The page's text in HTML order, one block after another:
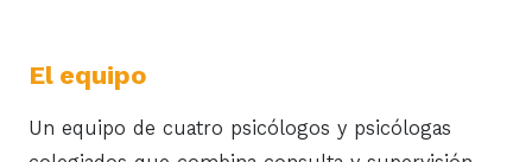
El equipo
Un equipo de cuatro psicólogos y psicólogas